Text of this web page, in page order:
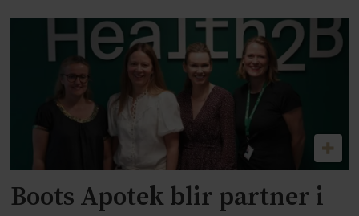
Boots Apotek blir partner i